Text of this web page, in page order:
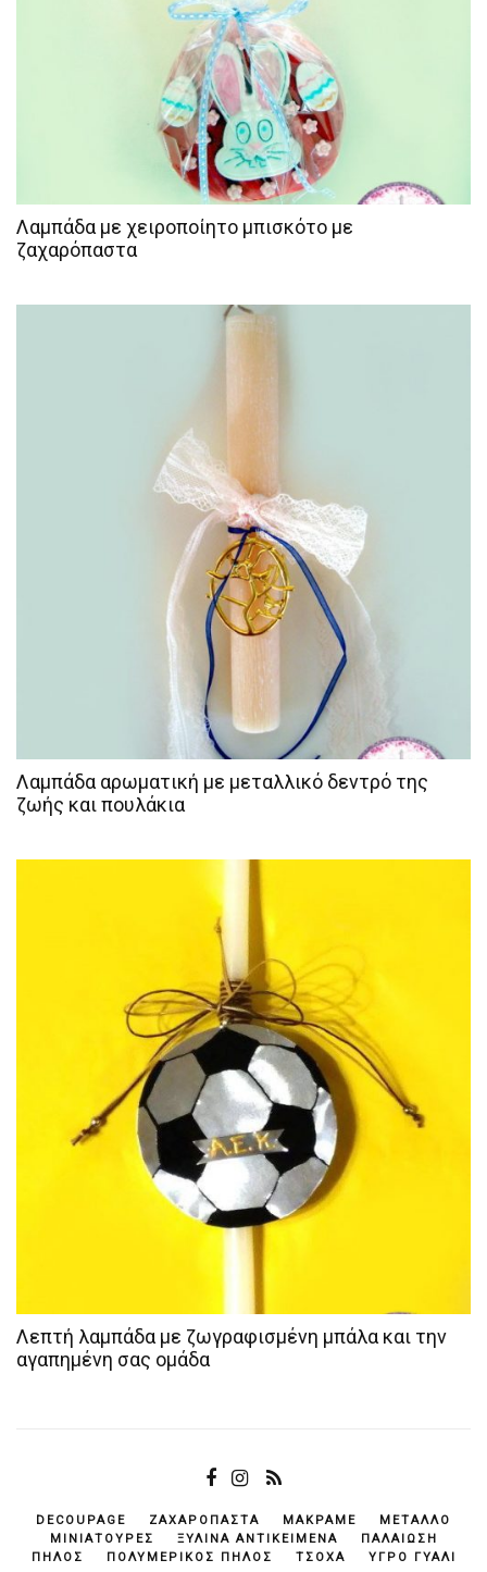
Λαμπάδα με χειροποίητο μπισκότο με
ζαχαρόπαστα
Λαμπάδα αρωματική με μεταλλικό δεντρό της
ζωής και πουλάκια
Λεπτή λαμπάδα με ζωγραφισμένη μπάλα και την
αγαπημένη σας ομάδα
DECOUPAGE ΖΑΧΑΡΌΠΑΣΤΑ ΜΑΚΡΑΜΈ
ΜΈΤΑΛΛΟ
ΜΙΝΙΑΤΟΎΡΕΣ
ΞΎΛΙΝΑ ΑΝΤΙΚΕΊΜΕΝΆ
ΠΑΛΑΊΩΣΗ
ΠΗΛΌΣ
ΠΟΛΥΜΕΡΙΚΌΣ ΠΗΛΌΣ ΤΣΌΧΑ ΥΓΡΌ ΓΥΑΛΊ